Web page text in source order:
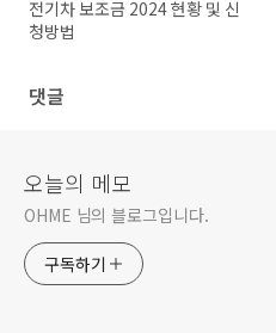
전기차 보조금 2024 현황 및 신
청방법
댓글
오늘의 메모
OHME 님의 블로그입니다.
구독하기